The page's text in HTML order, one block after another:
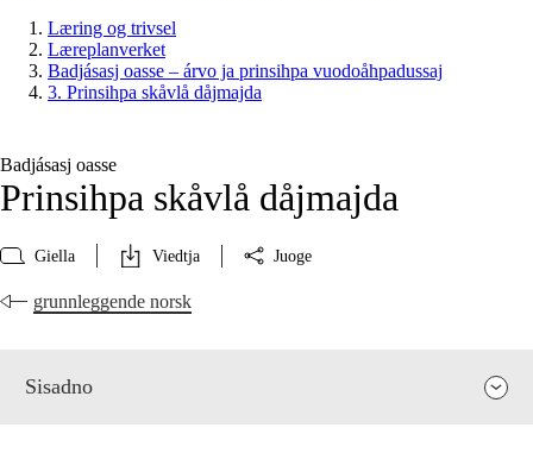
Læring og trivsel
Læreplanverket
Badjásasj oasse – árvo ja prinsihpa vuodoåhpadussaj
3. Prinsihpa skåvlå dåjmajda
Badjásasj oasse
Prinsihpa skåvlå dåjmajda
Giella Viedtja Juoge
grunnleggende norsk
Sisadno